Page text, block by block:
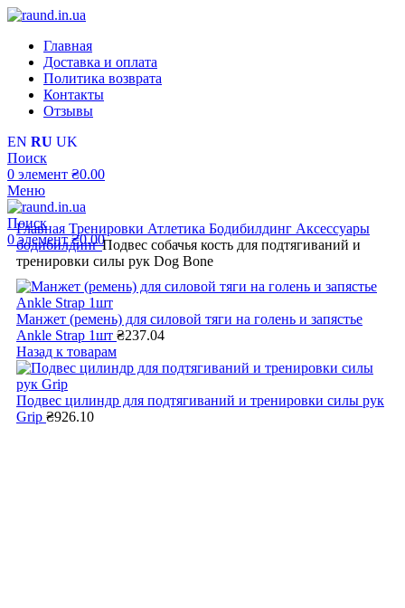
Главная
Доставка и оплата
Политика возврата
Контакты
Отзывы
EN RU UK
Поиск
0 элемент ₴0.00
Меню
Поиск
0элемент ₴0.00
Главная Тренировки Атлетика Бодибилдинг Аксессуары
бодибилдингПодвес собачья кость для подтягиваний и
тренировки силы рук Dog Bone
Манжет (ремень) для силовой тяги на голень и запястье
Ankle Strap 1шт ₴237.04
Назад к товарам
Подвес цилиндр для подтягиваний и тренировки силы рук
Grip ₴926.10